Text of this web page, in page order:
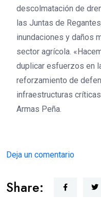
descolmatación de
las Juntas de
inundaciones y daños
sector agrícola.
duplicar esfuerzos en
reforzamiento de
infraestructuras
Armas Peña.
Deja un comentario
Share: